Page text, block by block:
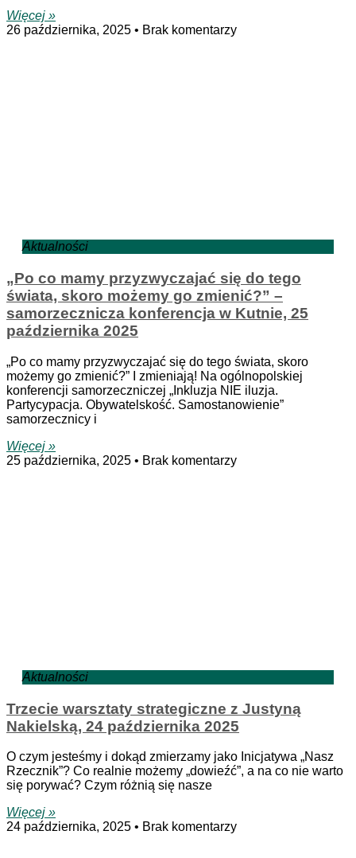
Więcej »
26 października, 2025
Brak komentarzy
Aktualności
„Po co mamy przyzwyczajać się do tego
świata, skoro możemy go zmienić?” –
samorzecznicza konferencja w Kutnie, 25
października 2025
„Po co mamy przyzwyczajać się do tego świata, skoro
możemy go zmienić?” I zmieniają! Na ogólnopolskiej
konferencji samorzeczniczej „Inkluzja NIE iluzja.
Partycypacja. Obywatelskość. Samostanowienie”
samorzecznicy i
Więcej »
25 października, 2025
Brak komentarzy
Aktualności
Trzecie warsztaty strategiczne z Justyną
Nakielską, 24 października 2025
O czym jesteśmy i dokąd zmierzamy jako Inicjatywa „Nasz
Rzecznik”? Co realnie możemy „dowieźć”, a na co nie warto
się porywać? Czym różnią się nasze
Więcej »
24 października, 2025
Brak komentarzy